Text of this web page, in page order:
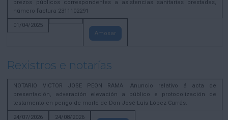
prezos públicos correspondentes a asistencias sanitarias prestadas,
número factura 2311102291
01/04/2025
Amosar
Rexistros e notarías
NOTARIO VICTOR JOSE PEON RAMA. Anuncio relativo á acta de
presentación, adveración elevación a público e protocolización de
testamento en perigo de morte de Don José-Luís López Currás.
24/07/2026
24/08/2026